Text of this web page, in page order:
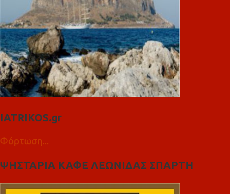
IATRIKOS.gr
Φόρτωση...
ΨΗΣΤΑΡΙΑ ΚΑΦΕ ΛΕΩΝΙΔΑΣ ΣΠΑΡΤΗ